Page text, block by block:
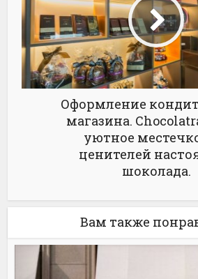
Оформление
магазина.
уютное
ценителей
шоколада.
Вам также